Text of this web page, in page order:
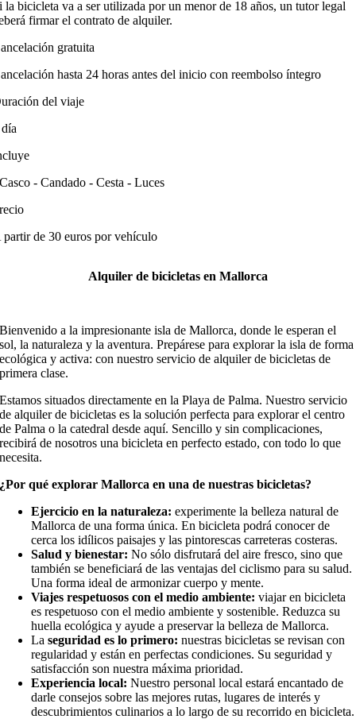
la bicicleta va a ser utilizada por un menor de 18 años, un tutor legal
firmar el contrato de alquiler.
gratuita
hasta 24 horas antes del inicio con reembolso íntegro
del viaje
- Candado - Cesta - Luces
partir de 30 euros por vehículo
Alquiler de bicicletas en Mallorca
Bienvenido a la impresionante isla de Mallorca, donde le esperan el
sol, la naturaleza y la aventura. Prepárese para explorar la isla de forma
ecológica y activa: con nuestro servicio de alquiler de bicicletas de
primera clase.
Estamos situados directamente en la Playa de Palma. Nuestro servicio
de alquiler de bicicletas es la solución perfecta para explorar el centro
de Palma o la catedral desde aquí. Sencillo y sin complicaciones,
recibirá de nosotros una bicicleta en perfecto estado, con todo lo que
necesita.
¿Por qué explorar Mallorca en una de nuestras bicicletas?
Ejercicio en la naturaleza: experimente la belleza natural de
Mallorca de una forma única. En bicicleta podrá conocer de
cerca los idílicos paisajes y las pintorescas carreteras costeras.
Salud y bienestar: No sólo disfrutará del aire fresco, sino que
también se beneficiará de las ventajas del ciclismo para su salud.
Una forma ideal de armonizar cuerpo y mente.
Viajes respetuosos con el medio ambiente: viajar en bicicleta
es respetuoso con el medio ambiente y sostenible. Reduzca su
huella ecológica y ayude a preservar la belleza de Mallorca.
Laseguridad es lo primero: nuestras bicicletas se revisan con
regularidad y están en perfectas condiciones. Su seguridad y
satisfacción son nuestra máxima prioridad.
Experiencia local: Nuestro personal local estará encantado de
darle consejos sobre las mejores rutas, lugares de interés y
descubrimientos culinarios a lo largo de su recorrido en bicicleta.